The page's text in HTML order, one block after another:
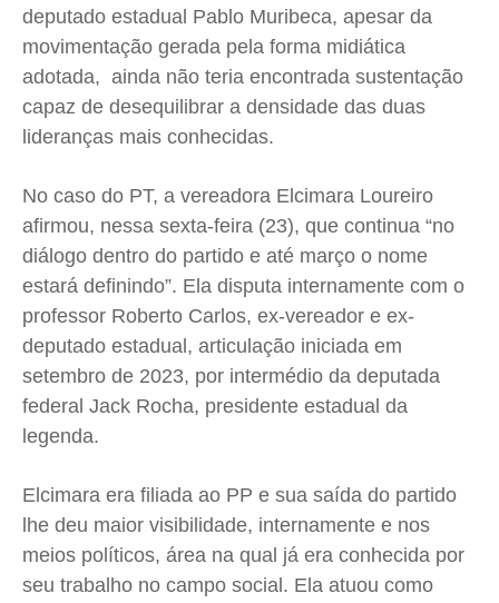
deputado estadual Pablo Muribeca, apesar da
movimentação gerada pela forma midiática
adotada, ainda não teria encontrada sustentação
capaz de desequilibrar a densidade das duas
lideranças mais conhecidas.
No caso do PT, a vereadora Elcimara Loureiro
afirmou, nessa sexta-feira (23), que continua “no
diálogo dentro do partido e até março o nome
estará definindo”. Ela disputa internamente com o
professor Roberto Carlos, ex-vereador e ex-
deputado estadual, articulação iniciada em
setembro de 2023, por intermédio da deputada
federal Jack Rocha, presidente estadual da
legenda.
Elcimara era filiada ao PP e sua saída do partido
lhe deu maior visibilidade, internamente e nos
meios políticos, área na qual já era conhecida por
seu trabalho no campo social. Ela atuou como